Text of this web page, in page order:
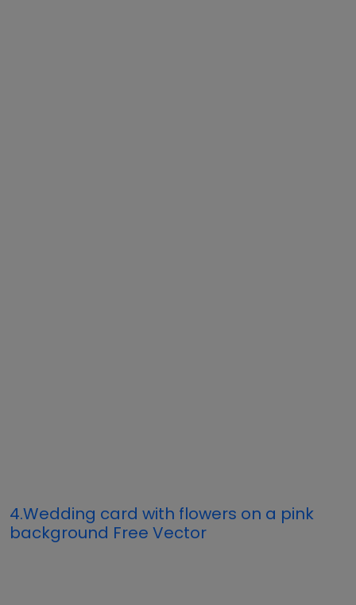
4.Wedding card with flowers on a pink
background Free Vector